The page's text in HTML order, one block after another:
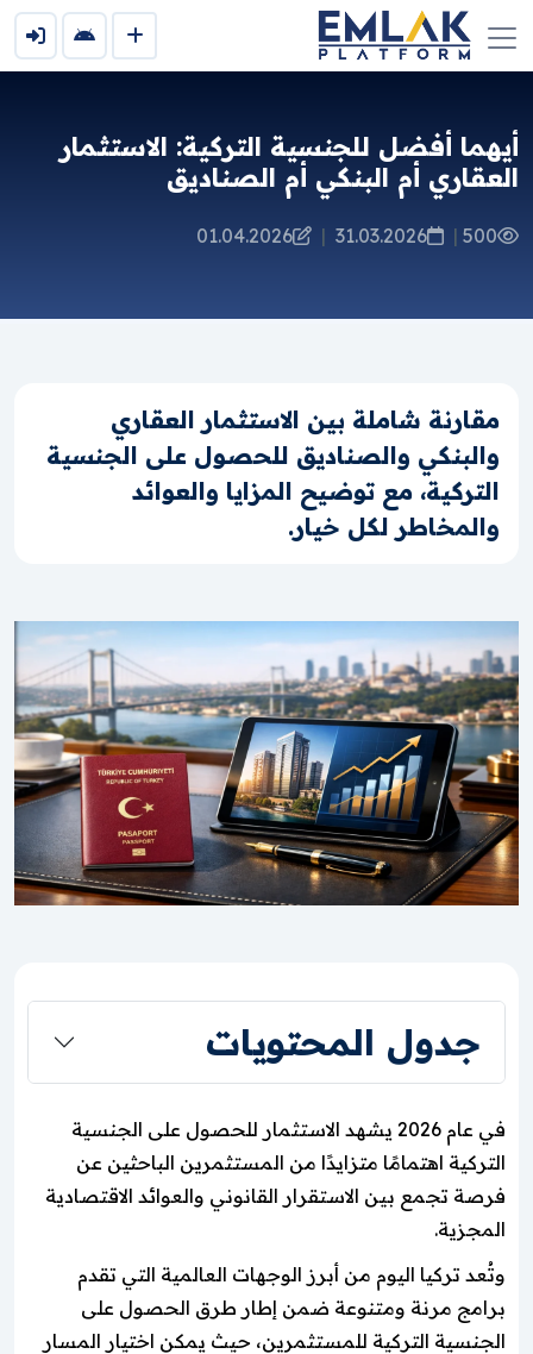
أيهما أفضل للجنسية التركية: الاستثمار
العقاري أم البنكي أم الصناديق
500
|
31.03.2026
|
01.04.2026
مقارنة شاملة بين الاستثمار العقاري
والبنكي والصناديق للحصول على الجنسية
التركية، مع توضيح المزايا والعوائد
والمخاطر لكل خيار.
جدول المحتويات
في عام 2026 يشهد الاستثمار للحصول على الجنسية
التركية اهتمامًا متزايدًا من المستثمرين الباحثين عن
فرصة تجمع بين الاستقرار القانوني والعوائد الاقتصادية
المجزية.
وتُعد تركيا اليوم من أبرز الوجهات العالمية التي تقدم
برامج مرنة ومتنوعة ضمن إطار طرق الحصول على
الجنسية التركية للمستثمرين، حيث يمكن اختيار المسار